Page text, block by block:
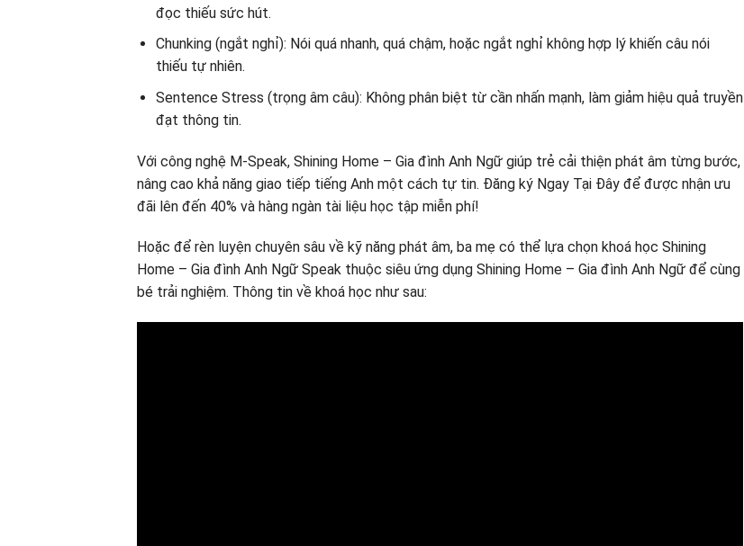
đọc thiếu sức hút.
Chunking (ngắt nghỉ): Nói quá nhanh, quá chậm, hoặc ngắt nghỉ không hợp lý khiến câu nói
thiếu tự nhiên.
Sentence Stress (trọng âm câu): Không phân biệt từ cần nhấn mạnh, làm giảm hiệu quả truyền
đạt thông tin.
Với công nghệ M-Speak, Shining Home – Gia đình Anh Ngữ giúp trẻ cải thiện phát âm từng bước,
nâng cao khả năng giao tiếp tiếng Anh một cách tự tin. Đăng ký Ngay Tại Đây để được nhận ưu
đãi lên đến 40% và hàng ngàn tài liệu học tập miễn phí!
Hoặc để rèn luyện chuyên sâu về kỹ năng phát âm, ba mẹ có thể lựa chọn khoá học Shining
Home – Gia đình Anh Ngữ Speak thuộc siêu ứng dụng Shining Home – Gia đình Anh Ngữ để cùng
bé trải nghiệm. Thông tin về khoá học như sau: